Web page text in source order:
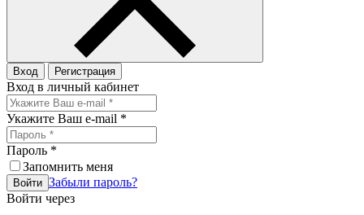
Вход Регистрация
Вход в личный кабинет
Укажите Ваш e-mail *
Пароль *
Запомнить меня
Войти Забыли пароль?
Войти через